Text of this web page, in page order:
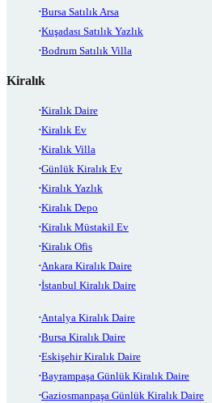
Bursa Satılık Arsa
Kuşadası Satılık Yazlık
Bodrum Satılık Villa
Kiralık
Kiralık Daire
Kiralık Ev
Kiralık Villa
Günlük Kiralık Ev
Kiralık Yazlık
Kiralık Depo
Kiralık Müstakil Ev
Kiralık Ofis
Ankara Kiralık Daire
İstanbul Kiralık Daire
Antalya Kiralık Daire
Bursa Kiralık Daire
Eskişehir Kiralık Daire
Bayrampaşa Günlük Kiralık Daire
Gaziosmanpaşa Günlük Kiralık Daire